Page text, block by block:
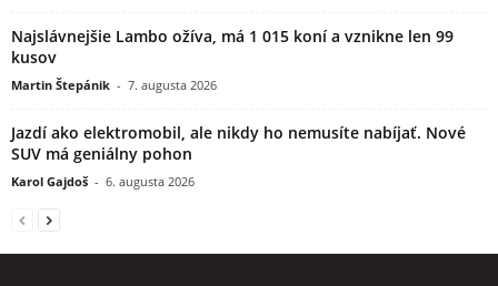
Najslávnejšie Lambo ožíva, má 1 015 koní a vznikne len 99
kusov
Martin Štepánik - 7. augusta 2026
Jazdí ako elektromobil, ale nikdy ho nemusíte nabíjať. Nové
SUV má geniálny pohon
Karol Gajdoš - 6. augusta 2026